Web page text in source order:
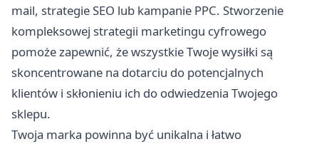
mail, strategie SEO lub kampanie PPC. Stworzenie
kompleksowej strategii marketingu cyfrowego
pomoże zapewnić, że wszystkie Twoje wysiłki są
skoncentrowane na dotarciu do potencjalnych
klientów i skłonieniu ich do odwiedzenia Twojego
sklepu.
Twoja marka powinna być unikalna i łatwo